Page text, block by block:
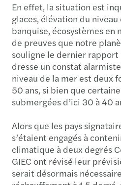
En effet, la situation est
glaces, élévation du
banquise, écosystèmes
de preuves que notre
souligne le dernier rapport
dresse un constat
niveau de la mer est deux
50 ans, si bien que
submergées d’ici 30 à 40
Alors que les pays
s’étaient engagés à
climatique à deux degrés
GIEC ont révisé leur
serait désormais